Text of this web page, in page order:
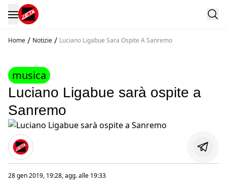
Home / Notizie / Luciano Ligabue Sara Ospite A Sanremo
musica
Luciano Ligabue sarà ospite a
Sanremo
28 gen 2019, 19:28, agg. alle 19:33